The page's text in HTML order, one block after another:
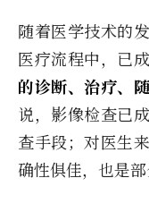
随着医学技术的
医疗流程中，已
的诊断、治疗、
说，影像检查已
查手段；对医生
确性俱佳，也是